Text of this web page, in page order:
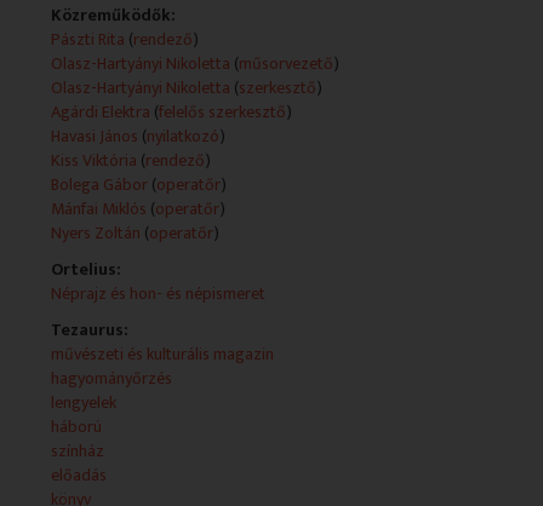
A műsorszolgáltatói információk forrása változó
(teletext, mediaklikk.hu).
Műsorszolgáltatói ismertető:
- Mai adásunkban a háború következményeivel
foglalkozunk
Euripidész a Trójai nők című drámája és a II.
világháborús
lengyel menekültek történetén keresztül.
A gdanszky Wybrzeze Színház 10. színházi olimpián
az ókori görög drámaíró művét, amely arról szól,
amit Homérosz nem mesélt el az Iliászban, vagy is
milyen volt Trója
az eleste utáni másnap reggel.
Euripidész felkavaró drámájában bírálja honfitársait
a hódító helléneket és megmutatja, hogy egy fegyveres
konfliktusban
nincsenek győztesek és vesztesek.
- A háború a 20. század derekán is milliók sorsát írta át.
Közreműködők:
Pászti Rita (rendező)
Olasz-Hartyányi Nikoletta (műsorvezető)
Olasz-Hartyányi Nikoletta (szerkesztő)
Agárdi Elektra (felelős szerkesztő)
Havasi János (nyilatkozó)
Kiss Viktória (rendező)
Bolega Gábor(operatőr)
Mánfai Miklós (operatőr)
Nyers Zoltán (operatőr)
Ortelius:
Néprajz és hon- és népismeret
Tezaurus:
művészeti és kulturális magazin
hagyományőrzés
lengyelek
háború
színház
előadás
könyv